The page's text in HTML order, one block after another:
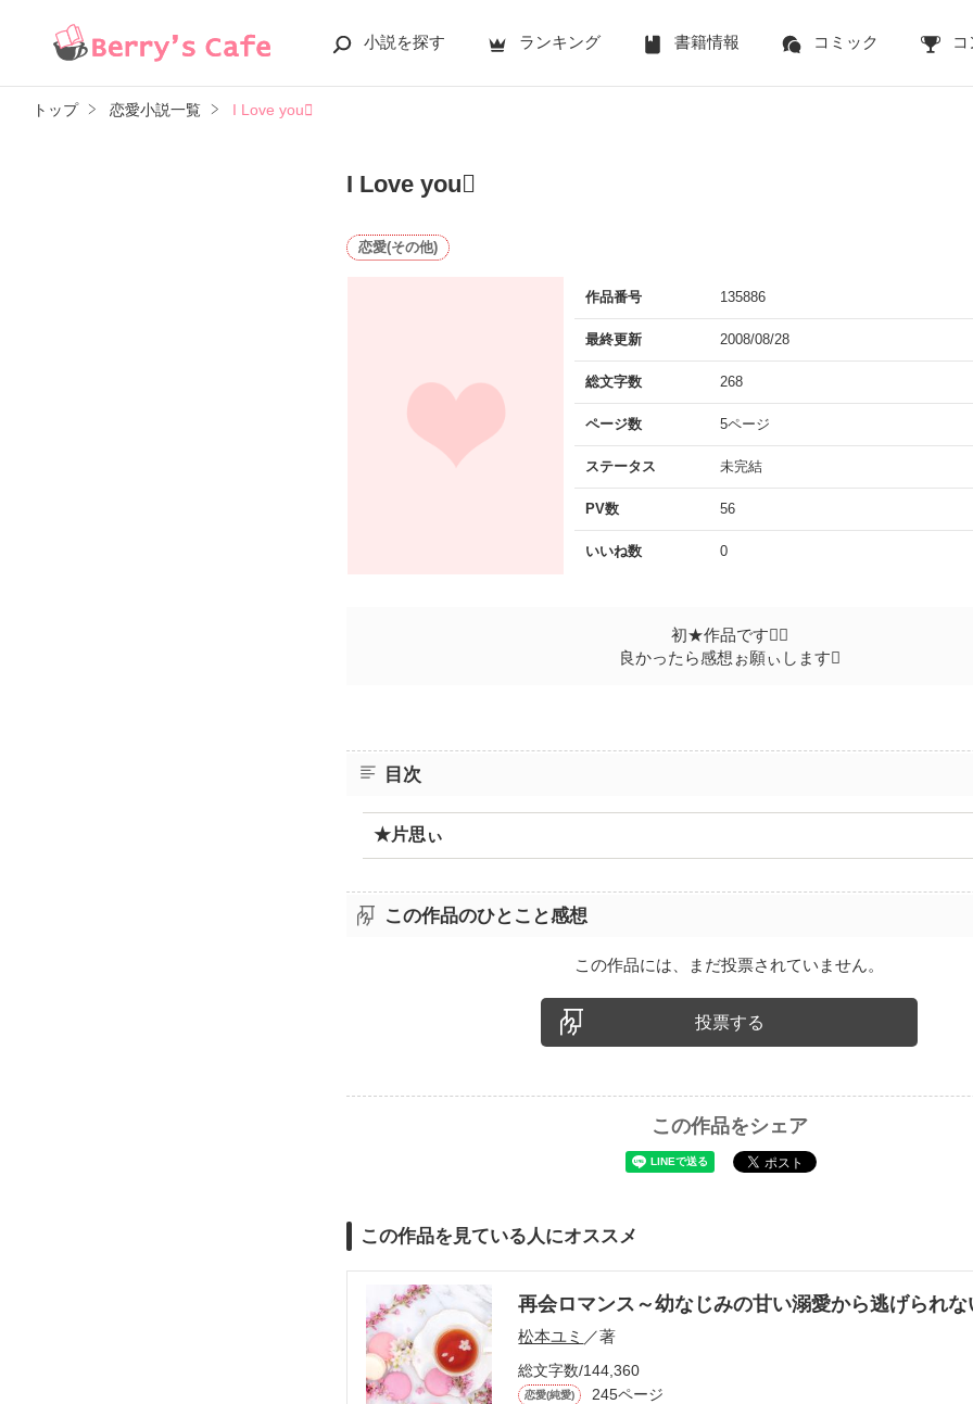
小説を探す ランキング 書籍情報 コミック コ
トップ 恋愛小説一覧 I Love you
I Love you
恋愛(その他)
作品番号 135886
最終更新 2008/08/28
総文字数 268
ページ数 5ページ
ステータス 未完結
PV数 56
いいね数 0
初★作品です
良かったら感想ぉ願ぃします
目次
★片思ぃ
この作品のひとこと感想
この作品には、まだ投票されていません。
投票する
この作品をシェア
この作品を見ている人にオススメ
再会ロマンス～幼なじみの甘い溺愛から逃げられな
松本ユミ ／著
総文字数/144,360
恋愛(純愛) 245ページ